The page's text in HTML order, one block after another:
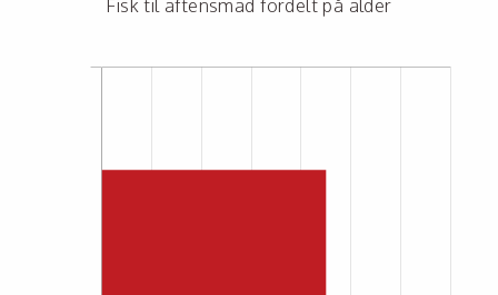
Fisk til aftensmad fordelt på alder